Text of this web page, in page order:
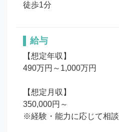
徒歩1分
給与
【想定年収】
490万円～1,000万円
【想定月収】
350,000円～
※経験・能力に応じて相談